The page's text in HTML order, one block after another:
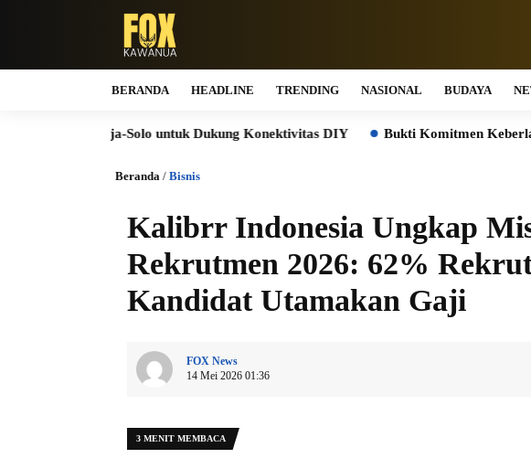
BERANDA HEADLINE TRENDING NASIONAL BUDAYA
Solo untuk Dukung Konektivitas DIY Bukti Komitmen Keberlanjutan, Jasa
Beranda / Bisnis
Kalibrr Indonesia Ungkap
Rekrutmen 2026: 62%
Kandidat Utamakan Gaji
FOX News
14 Mei 2026 01:36
3 MENIT MEMBACA